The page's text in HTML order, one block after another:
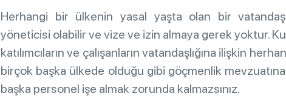
Herhangi bir ülkenin yasal yaşta olan bir
yöneticisi olabilir ve vize ve izin almaya gerek yoktur.
katılımcıların ve çalışanların vatandaşlığına ilişkin
birçok başka ülkede olduğu gibi göçmenlik
başka personel işe almak zorunda kalmazsınız.